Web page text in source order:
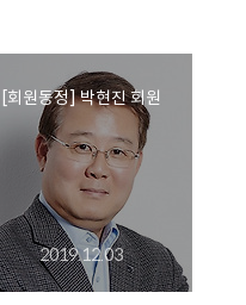
[회원동정] 박현진 회원
2019.12.03